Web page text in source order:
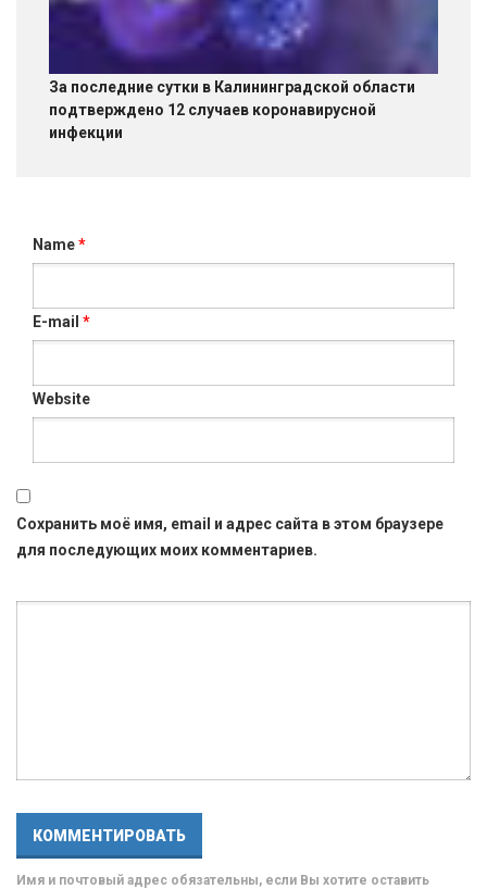
За последние сутки в Калининградской области
подтверждено 12 случаев коронавирусной
инфекции
Name*
E-mail *
Website
Сохранить моё имя, email и адрес сайта в этом браузере
для последующих моих комментариев.
Имя и почтовый адрес обязательны, если Вы хотите оставить